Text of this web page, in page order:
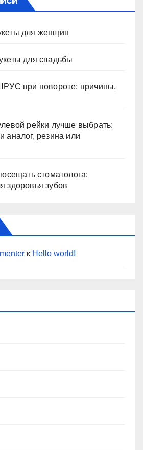
для женщин
для свадьбы
при повороте: причины,
рейки лучше выбрать:
аналог, резина или
стоматолога:
здоровья зубов
к Hello world!